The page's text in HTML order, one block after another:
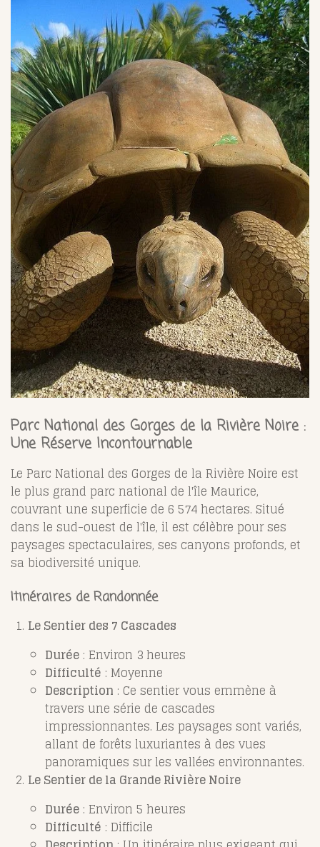
Parc National des Gorges de la Rivière Noire :
Une Réserve Incontournable
Le Parc National des Gorges de la Rivière Noire est
le plus grand parc national de l'île Maurice,
couvrant une superficie de 6 574 hectares. Situé
dans le sud-ouest de l'île, il est célèbre pour ses
paysages spectaculaires, ses canyons profonds, et
sa biodiversité unique.
Itinéraires de Randonnée
Le Sentier des 7 Cascades
Durée : Environ 3 heures
Difficulté : Moyenne
Description : Ce sentier vous emmène à
travers une série de cascades
impressionnantes. Les paysages sont variés,
allant de forêts luxuriantes à des vues
panoramiques sur les vallées environnantes.
Le Sentier de la Grande Rivière Noire
Durée : Environ 5 heures
Difficulté : Difficile